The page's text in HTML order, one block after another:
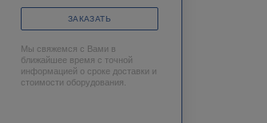
ЗАКАЗАТЬ
Мы свяжемся с Вами в
ближайшее время с точной
информацией о сроке доставки и
стоимости оборудования.